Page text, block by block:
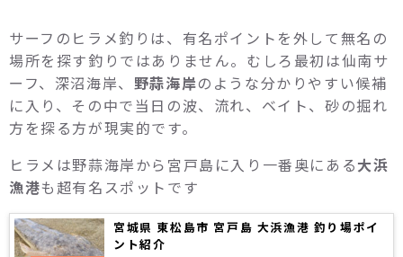
サーフのヒラメ釣りは、有名ポイントを外して無名の
場所を探す釣りではありません。むしろ最初は仙南サ
ーフ、深沼海岸、 野蒜海岸のような分かりやすい候補
に入り、その中で当日の波、流れ、ベイト、砂の掘れ
方を探る方が現実的です。
ヒラメは野蒜海岸から宮戸島に入り一番奥にある大浜
漁港も超有名スポットです
宮城県 東松島市 宮戸島 大浜漁港 釣り場ポイ
ント紹介